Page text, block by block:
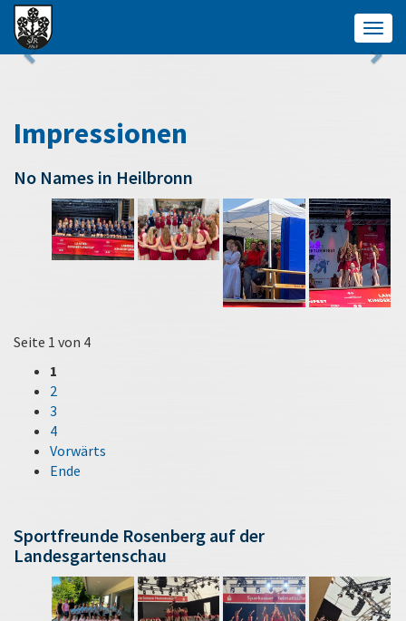
Impressionen
No Names in Heilbronn
Seite 1 von 4
1
2
3
4
Vorwärts
Ende
Sportfreunde Rosenberg auf der
Landesgartenschau